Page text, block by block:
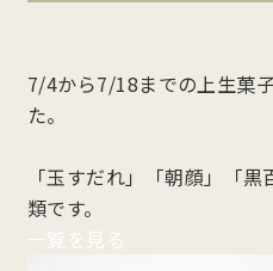
7/4から7/18までの上生菓
た。
「玉すだれ」「朝顔」「
類です。
一覧を見る